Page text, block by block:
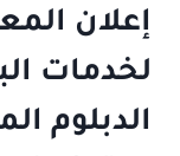
إعلان
لخدمات
الدبلوم